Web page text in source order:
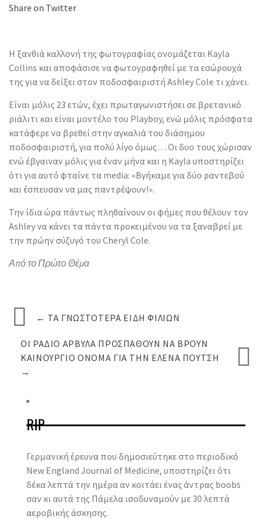
Share on Twitter
Η ξανθιά καλλονή της φωτογραφίας ονομάζεται Kayla
Collins και αποφάσισε να φωτογραφηθεί με τα εσώρουχά
της για να δείξει στον ποδοσφαιριστή Ashley Cole τι χάνει.
Είναι μόλις 23 ετών, έχει πρωταγωνιστήσει σε βρετανικό
ριάλιτι και είναι μοντέλο του Playboy, ενώ μόλις πρόσφατα
κατάφερε να βρεθεί στην αγκαλιά του διάσημου
ποδοσφαιριστή, για πολύ λίγο όμως… Οι δυο τους χώρισαν
ενώ έβγαιναν μόλις για έναν μήνα και η Kayla υποστηρίζει
ότι για αυτό φταίνε τα media: «Βγήκαμε για δύο ραντεβού
και έσπευσαν να μας παντρέψουν!».
Την ίδια ώρα πάντως πληθαίνουν οι φήμες που θέλουν τον
Ashley να κάνει τα πάντα προκειμένου να τα ξαναβρεί με
την πρώην σύζυγό του Cheryl Cole.
Από το Πρώτο Θέμα
← ΤΑ ΓΝΩΣΤΌΤΕΡΑ ΕΊΔΗ ΦΙΛΙΏΝ
ΟΙ ΡΑΔΙΟ ΑΡΒΎΛΑ ΠΡΟΣΠΆΘΟΥΝ ΝΑ ΒΡΟΎΝ
ΚΑΙΝΟΎΡΓΙΟ ΌΝΟΜΑ ΓΙΑ ΤΗΝ ΈΛΕΝΑ ΠΟΎΤΣΗ
→
RIP
Γερμανική έρευνα που δημοσιεύτηκε στο περιοδικό
New England Journal of Medicine, υποστηρίζει ότι
δέκα λεπτά την ημέρα αν κοιτάει ένας άντρας boobs
σαν κι αυτά της Πάμελα ισοδυναμούν με 30 λεπτά
αεροβικής άσκησης.